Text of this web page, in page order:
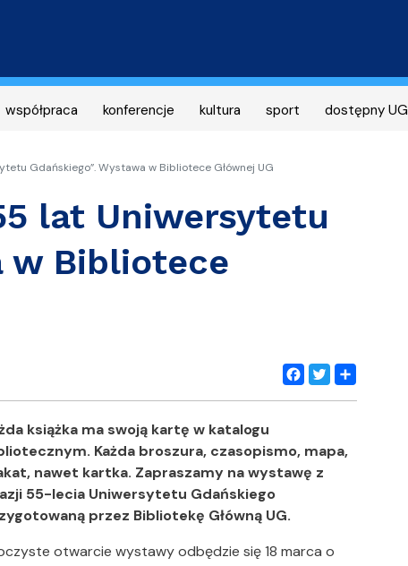
współpraca konferencje kultura sport dostępny UG
Gdańskiego”. Wystawa w Bibliotece Głównej UG
lat Uniwersytetu
w Bibliotece
Facebook
Twitter
Share
książka ma swoją kartę w katalogu
Każda broszura, czasopismo, mapa,
nawet kartka. Zapraszamy na wystawę z
55-lecia Uniwersytetu Gdańskiego
przez Bibliotekę Główną UG.
otwarcie wystawy odbędzie się 18 marca o